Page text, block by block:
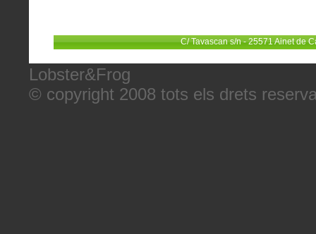
C/ Tavascan s/n - 25571 Ainet de
Lobster&Frog
© copyright 2008 tots els drets